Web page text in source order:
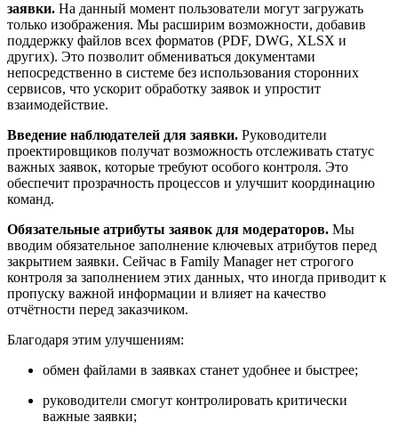
заявки. На данный момент пользователи могут загружать
только изображения. Мы расширим возможности, добавив
поддержку файлов всех форматов (PDF, DWG, XLSX и
других). Это позволит обмениваться документами
непосредственно в системе без использования сторонних
сервисов, что ускорит обработку заявок и упростит
взаимодействие.
Введение наблюдателей для заявки. Руководители
проектировщиков получат возможность отслеживать статус
важных заявок, которые требуют особого контроля. Это
обеспечит прозрачность процессов и улучшит координацию
команд.
Обязательные атрибуты заявок для модераторов. Мы
вводим обязательное заполнение ключевых атрибутов перед
закрытием заявки. Сейчас в Family Manager нет строгого
контроля за заполнением этих данных, что иногда приводит к
пропуску важной информации и влияет на качество
отчётности перед заказчиком.
Благодаря этим улучшениям:
обмен файлами в заявках станет удобнее и быстрее;
руководители смогут контролировать критически
важные заявки;